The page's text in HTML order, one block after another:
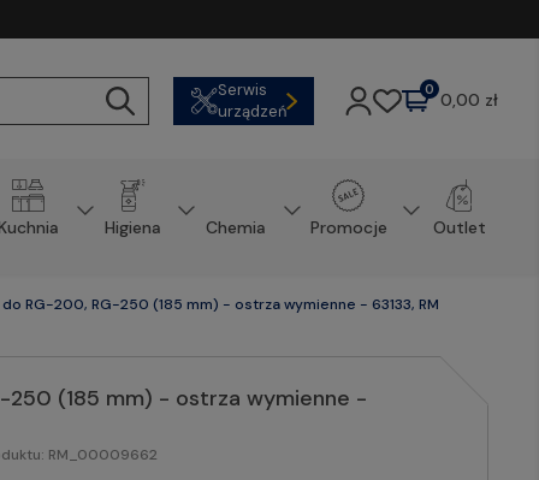
Serwis
urządzeń
0,00 zł
0
Higiena Chemia Promocje Outlet
do RG-200, RG-250 (185 mm) - ostrza wymienne - 63133, RM
250 (185 mm) - ostrza wymienne -
RM_00009662